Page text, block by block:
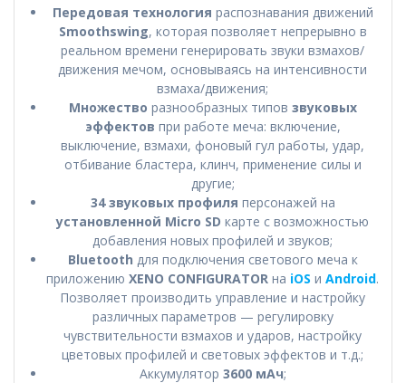
Передовая технология распознавания движений
Smoothswing, которая позволяет непрерывно в
реальном времени генерировать звуки взмахов/
движения мечом, основываясь на интенсивности
взмаха/движения;
Множество разнообразных типов звуковых
эффектов при работе меча: включение,
выключение, взмахи, фоновый гул работы, удар,
отбивание бластера, клинч, применение силы и
другие;
34 звуковых профиля персонажей на
установленной Micro SD карте с возможностью
добавления новых профилей и звуков;
Bluetooth для подключения светового меча к
приложению XENO CONFIGURATOR на iOS и Android.
Позволяет производить управление и настройку
различных параметров — регулировку
чувствительности взмахов и ударов, настройку
цветовых профилей и световых эффектов и т.д.;
Аккумулятор 3600 мАч;